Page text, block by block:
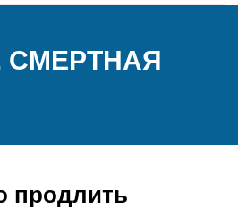
СМЕРТНАЯ
продлить